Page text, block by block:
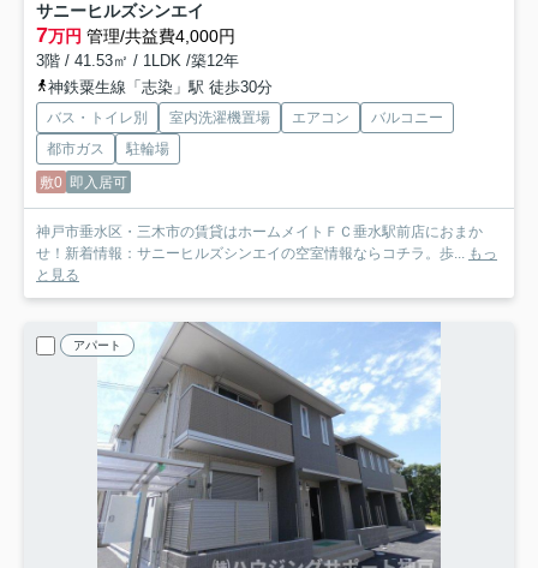
サニーヒルズシンエイ
7万円 管理/共益費4,000円
3階 / 41.53㎡ / 1LDK /築12年
神鉄粟生線「志染」駅 徒歩30分
バス・トイレ別 室内洗濯機置場 エアコン
バルコニー
都市ガス
駐輪場
敷0 即入居可
神戸市垂水区・三木市の賃貸はホームメイトＦＣ垂水駅前店におまか
せ！新着情報：サニーヒルズシンエイの空室情報ならコチラ。歩... もっ
と見る
アパート